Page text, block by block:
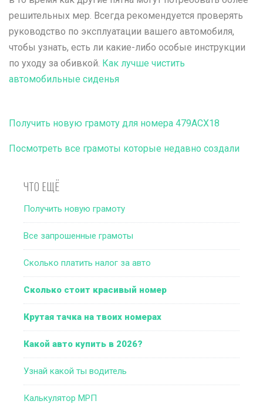
решительных мер. Всегда рекомендуется проверять
руководство по эксплуатации вашего автомобиля,
чтобы узнать, есть ли какие-либо особые инструкции
по уходу за обивкой. Как лучше чистить
автомобильные сиденья
Получить новую грамоту для номера 479ACX18
Посмотреть все грамоты которые недавно создали
ЧТО ЕЩЁ
Получить новую грамоту
Все запрошенные грамоты
Сколько платить налог за авто
Сколько стоит красивый номер
Крутая тачка на твоих номерах
Какой авто купить в 2026?
Узнай какой ты водитель
Калькулятор МРП